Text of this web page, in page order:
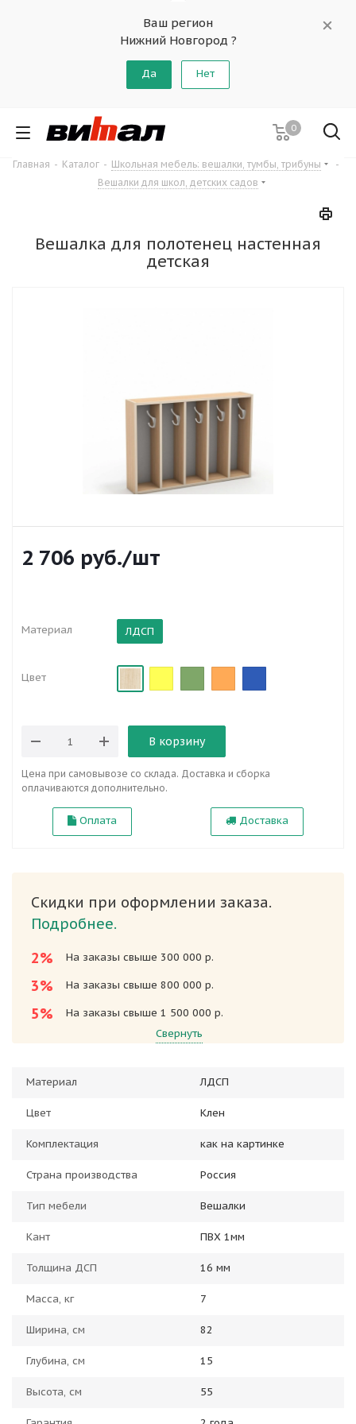
Ваш регион
Нижний Новгород ?
Да Нет
0
Главная - Каталог - Школьная мебель: вешалки, тумбы, трибуны
-
Вешалки для школ, детских садов
Вешалка для полотенец настенная
детская
2 706 руб./шт
Материал ЛДСП
Цвет
В корзину
Цена при самовывозе со склада. Доставка и сборка
оплачиваются дополнительно.
Оплата Доставка
Скидки при оформлении заказа.
Подробнее.
2%
На заказы свыше 300 000 р.
3% На заказы свыше 800 000 р.
5%
На заказы свыше 1 500 000 р.
Свернуть
Материал ЛДСП
Цвет Клен
Комплектация как на картинке
Страна производства Россия
Тип мебели Вешалки
Кант ПВХ 1мм
Толщина ДСП 16 мм
Масса, кг 7
Ширина, см 82
Глубина, см 15
Высота, см 55